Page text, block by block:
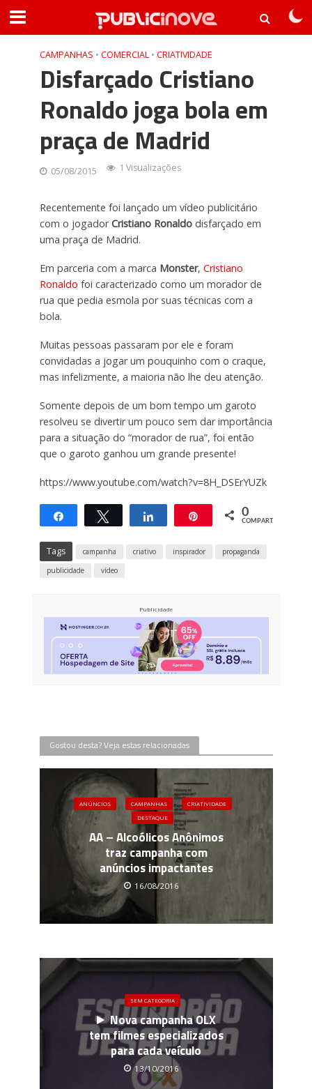
CAMPANHAS • COMERCIAL • CRIATIVIDADE
Disfarçado Cristiano
Ronaldo joga bola em
praça de Madrid
05/08/2015 1 Visualizações
Recentemente foi lançado um vídeo publicitário
com o jogadorCristiano Ronaldodisfarçado em
uma praça de Madrid.
Em parceria com a marca Monster, Cristiano
Ronaldo foi caracterizado como um morador de
rua que pedia esmola por suas técnicas com a
bola.
Muitas pessoas passaram por ele e foram
convidadas a jogar um pouquinho com o craque,
mas infelizmente, a maioria não lhe deu atenção.
Somente depois de um bom tempo um garoto
resolveu se divertir um pouco sem dar importância
para a situação do “morador de rua”, foi então
que o garoto ganhou um grande presente!
https://www.youtube.com/watch?v=8H_DSErYUZk
CompartilharTwittar Compartilhar 0
COMPART.
Tags campanha criativo inspirador
propaganda
publicidade
vídeo
Publicidade
Gostou desta? Veja estas relacionadas
ANÚNCIOS CAMPANHAS
CRIATIVIDADE
DESTAQUE
AA – Alcoólicos Anônimos
traz campanha com
anúncios impactantes
16/08/2016
SEM CATEGORIA
Nova campanha OLX
tem filmes especializados
para cada veículo
13/10/2016